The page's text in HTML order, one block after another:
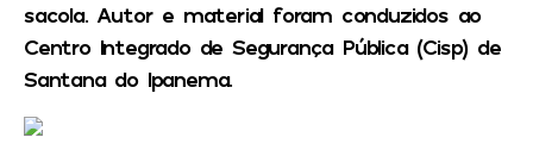
sacola. Autor e material foram conduzidos ao
Centro Integrado de Segurança Pública (Cisp) de
Santana do Ipanema.